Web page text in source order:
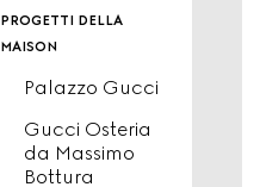
progetti della
maison
Palazzo Gucci
Gucci Osteria
da Massimo
Bottura